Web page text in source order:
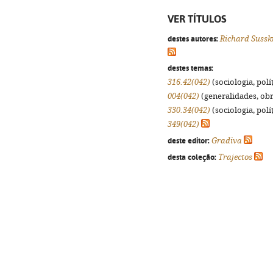
VER TÍTULOS
destes autores: Richard
destes temas:
316.42(042) (sociologia,
004(042) (generalidades,
330.34(042) (sociologia,
349(042)
deste editor: Gradiva
desta coleção: Trajectos